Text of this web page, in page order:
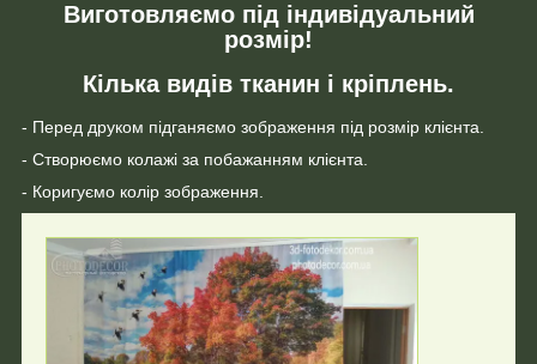
Виготовляємо під індивідуальний
розмір!
Кілька видів тканин і кріплень.
- Перед друком підганяємо зображення під розмір клієнта.
- Створюємо колажі за побажанням клієнта.
- Коригуємо колір зображення.